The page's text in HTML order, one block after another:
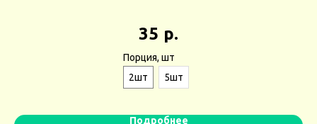
35 р.
Порция, шт
2шт
5шт
Подробнее